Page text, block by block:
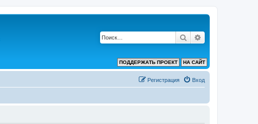
Поиск
НА САЙТ
ПОДДЕРЖАТЬ ПРОЕКТ
Вход
Регистрация